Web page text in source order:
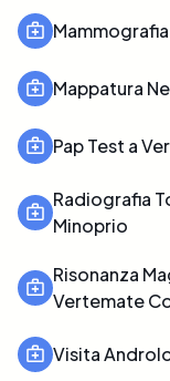
Mappatura
Pap Test a
Radiografia
Minoprio
Risonanza
Vertemate
Visita